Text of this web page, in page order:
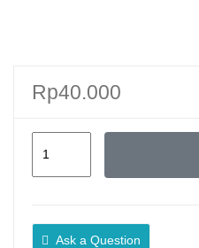
Rp40.000
SakinahAsk a Question